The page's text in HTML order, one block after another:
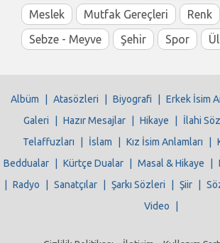
Meslek
Mutfak Gereçleri
Renk
Sebze - Meyve
Şehir Spor
Albüm Atasözleri Biyografi Erkek İsim
Galeri
Hazır Mesajlar Hikaye İlahi
Telaffuzları
İslam Kız İsim Anlamları
Beddualar
Kürtçe Dualar Masal & Hikaye
Radyo Sanatçılar Şarkı Sözleri Şiir
Video